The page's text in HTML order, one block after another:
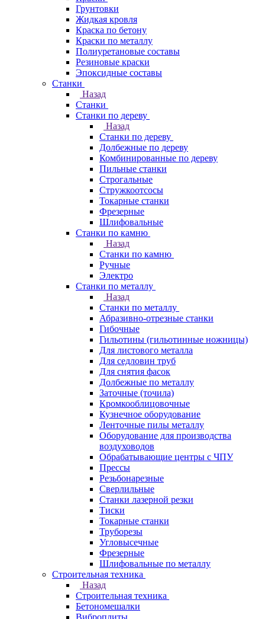
Грунтовки
Жидкая кровля
Краска по бетону
Краски по металлу
Полиуретановые составы
Резиновые краски
Эпоксидные составы
Станки
Назад
Станки
Станки по дереву
Назад
Станки по дереву
Долбежные по дереву
Комбинированные по дереву
Пильные станки
Строгальные
Стружкоотсосы
Токарные станки
Фрезерные
Шлифовальные
Станки по камню
Назад
Станки по камню
Ручные
Электро
Станки по металлу
Назад
Станки по металлу
Абразивно-отрезные станки
Гибочные
Гильотины (гильотинные ножницы)
Для листового металла
Для седловин труб
Для снятия фасок
Долбежные по металлу
Заточные (точила)
Кромкооблицовочные
Кузнечное оборудование
Ленточные пилы металлу
Оборудование для производства
воздуховодов
Обрабатывающие центры с ЧПУ
Прессы
Резьбонарезные
Сверлильные
Станки лазерной резки
Тиски
Токарные станки
Труборезы
Угловысечные
Фрезерные
Шлифовальные по металлу
Строительная техника
Назад
Строительная техника
Бетономешалки
Виброплиты